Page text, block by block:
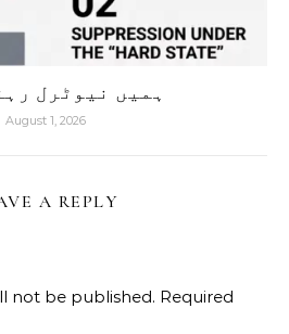
ہمیں نیوٹرل
August 1, 2026
A REPLY
not be published. Required